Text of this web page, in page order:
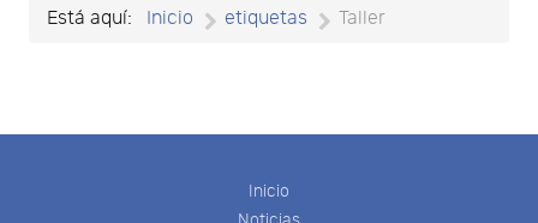
Está aquí: Inicio etiquetas Taller
Inicio